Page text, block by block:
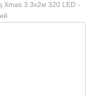
Xmas 3.3х2м 320 LED -